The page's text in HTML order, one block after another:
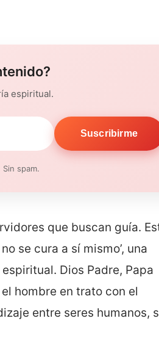
espiritual.
Suscribirme
Sin spam.
que buscan guía.
se cura a sí mismo’, una
Dios Padre, Papa
hombre en trato con el
entre seres humanos,